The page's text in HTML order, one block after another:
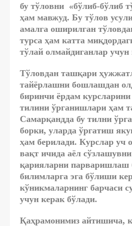
бу тўловни «бўлиб-бўлиб
ҳам мавжуд. Бу тўлов
амалга оширилган
турса ҳам катта
тўлай олмайдиганлар
Тўловдан ташқари
тайёрлашни бошлашдан
биринчи ёрдам курсларини
тилини ўрганишлари ҳам
Самарқандда бу тилни
борки, уларда ўргатиш
ҳам берилади. Курслар уч
вақт ичида аёл
қарияларни парваришлаш
билимларга эга бўлиши
кўникмаларнинг барчаси
учун керак бўлади.
Қаҳрамонимиз айтишича,